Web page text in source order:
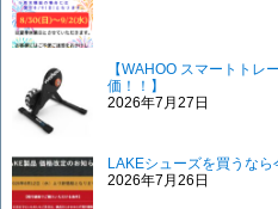
【WAHOO スマートトレ
価！！】
2026年7月27日
LAKEシューズを買うなら
2026年7月26日